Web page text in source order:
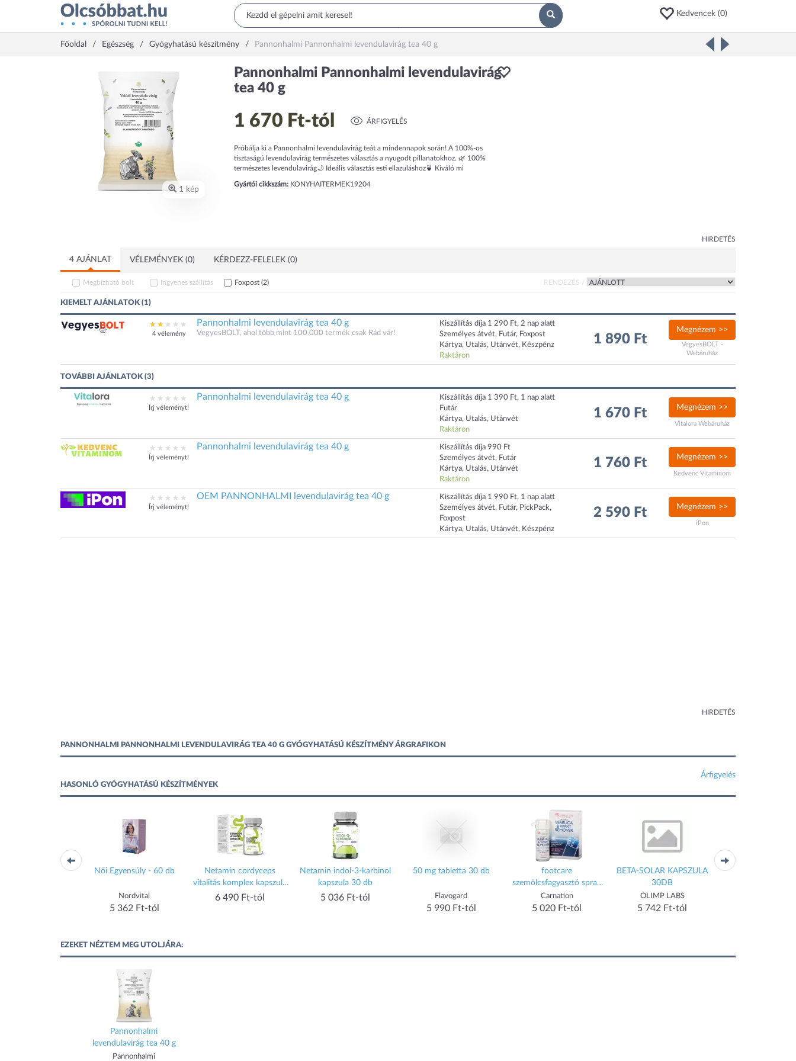
Kedvencek (0)
Főoldal Egészség Gyógyhatású készítmény Pannonhalmi Pannonhalmi levendulavirág tea 40 g
1 kép
Pannonhalmi Pannonhalmi levendulavirág
tea 40 g
1 670 Ft-tól ÁRFIGYELÉS
Próbálja ki a Pannonhalmi levendulavirág teát a mindennapok során! A 100%-os
tisztaságú levendulavirág természetes választás a nyugodt pillanatokhoz. 🌿 100%
természetes levendulavirág🌙 Ideális választás esti ellazuláshoz🍵 Kiváló mi
Gyártói cikkszám:KONYHAITERMEK19204
HIRDETÉS
4 AJÁNLAT VÉLEMÉNYEK (0) KÉRDEZZ-FELELEK (0)
Megbízható bolt Ingyenes szállítás Foxpost (2) RENDEZÉS /
KIEMELT AJÁNLATOK (1)
4 vélemény
Pannonhalmi levendulavirág tea 40 g
VegyesBOLT, ahol több mint 100.000 termék csak Rád vár!
Kiszállítás díja 1 290 Ft, 2 nap alatt
Személyes átvét, Futár, Foxpost
Kártya, Utalás, Utánvét, Készpénz
Raktáron
1 890 Ft
Megnézem >>
VegyesBOLT -
Webáruház
TOVÁBBI AJÁNLATOK (3)
Írj véleményt!
Pannonhalmi levendulavirág tea 40 g
Kiszállítás díja 1 390 Ft, 1 nap alatt
Futár
Kártya, Utalás, Utánvét
Raktáron
1 670 Ft Megnézem >>
Vitalora Webáruház
Írj véleményt!
Pannonhalmi levendulavirág tea 40 g
Kiszállítás díja 990 Ft
Személyes átvét, Futár
Kártya, Utalás, Utánvét
Raktáron
1 760 Ft Megnézem >>
Kedvenc Vitaminom
Írj véleményt!
OEM PANNONHALMI levendulavirág tea 40 g
Kiszállítás díja 1 990 Ft, 1 nap alatt
Személyes átvét, Futár, PickPack,
Foxpost
Kártya, Utalás, Utánvét, Készpénz
2 590 Ft Megnézem >>
iPon
HIRDETÉS
PANNONHALMI PANNONHALMI LEVENDULAVIRÁG TEA 40 G GYÓGYHATÁSÚ KÉSZÍTMÉNY ÁRGRAFIKON
Árfigyelés
HASONLÓ GYÓGYHATÁSÚ KÉSZÍTMÉNYEK
kapszula
Női Egyensúly - 60 db
Nordvital
5 362 Ft-tól
Netamin cordyceps
vitalitás komplex kapszula
60 db
6 490 Ft-tól
Netamin indol-3-karbinol
kapszula 30 db
5 036 Ft-tól
50 mg tabletta 30 db
Flavogard
5 990 Ft-tól
footcare
szemölcsfagyasztó spray
50 ml
Carnation
5 020 Ft-tól
BETA-SOLAR KAPSZULA
30DB
OLIMP LABS
5 742 Ft-tól
Bioextra silymarin
EZEKET NÉZTEM MEG UTOLJÁRA:
Pannonhalmi
levendulavirág tea 40 g
Pannonhalmi